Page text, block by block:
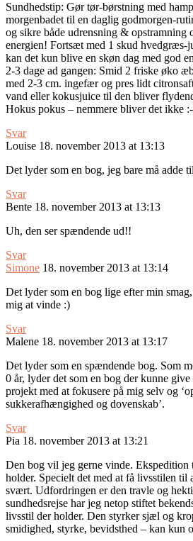
Sundhedstip: Gør tør-børstning med
morgenbadet til en daglig godmorgen-
og sikre både udrensning & opstramning
energien! Fortsæt med 1 skud hvedgræs-
kan det kun blive en skøn dag med god
2-3 dage ad gangen: Smid 2 friske øko
med 2-3 cm. ingefær og pres lidt
vand eller kokusjuice til den bliver
Hokus pokus – nemmere bliver det ikke
Svar
Louise 18. november 2013 at 13:13
Det lyder som en bog, jeg bare må adde
Svar
Bente 18. november 2013 at 13:13
Uh, den ser spændende ud!!
Svar
Simone 18. november 2013 at 13:14
Det lyder som en bog lige efter min
mig at vinde :)
Svar
Malene 18. november 2013 at 13:17
Det lyder som en spændende bog. Som
0 år, lyder det som en bog der kunne
projekt med at fokusere på mig selv og
sukkerafhængighed og dovenskab’.
Svar
Pia 18. november 2013 at 13:21
Den bog vil jeg gerne vinde. Ekspedition
holder. Specielt det med at få livsstilen til
svært. Udfordringen er den travle og
sundhedsrejse har jeg netop stiftet
livsstil der holder. Den styrker sjæl og
smidighed, styrke, bevidsthed – kan kun